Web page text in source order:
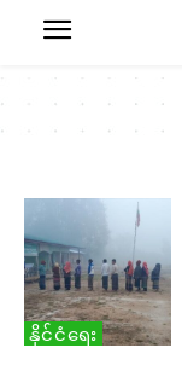
နိုင်ငံရေး